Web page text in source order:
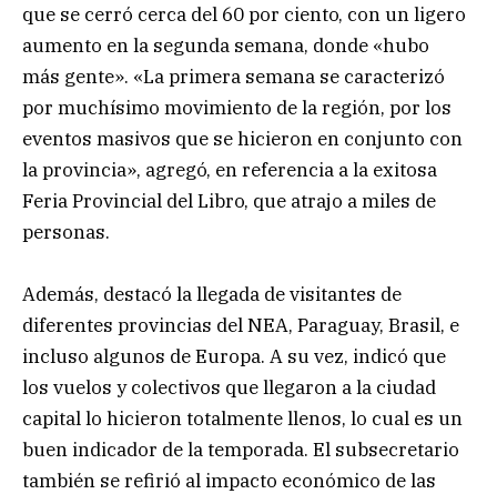
que se cerró cerca del 60 por ciento, con un ligero
aumento en la segunda semana, donde «hubo
más gente». «La primera semana se caracterizó
por muchísimo movimiento de la región, por los
eventos masivos que se hicieron en conjunto con
la provincia», agregó, en referencia a la exitosa
Feria Provincial del Libro, que atrajo a miles de
personas.
Además, destacó la llegada de visitantes de
diferentes provincias del NEA, Paraguay, Brasil, e
incluso algunos de Europa. A su vez, indicó que
los vuelos y colectivos que llegaron a la ciudad
capital lo hicieron totalmente llenos, lo cual es un
buen indicador de la temporada. El subsecretario
también se refirió al impacto económico de las